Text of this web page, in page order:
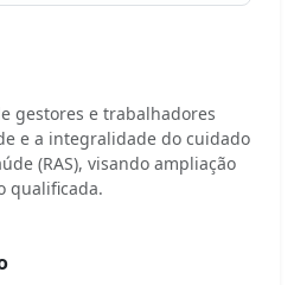
gestores e trabalhadores
e a integralidade do cuidado
(RAS), visando ampliação
qualificada.